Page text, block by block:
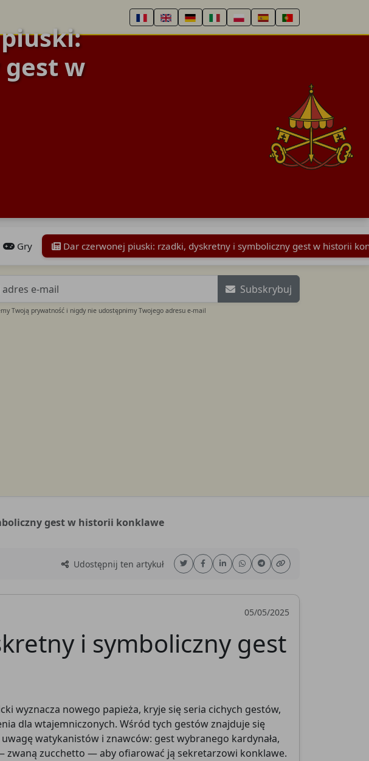
w
Gry Dar czerwonej piuski: rzadki, dyskretny i symboliczny gest w historii
Subskrybuj
Twoją prywatność i nigdy nie udostępnimy Twojego adresu e-mail
gest w historii konklawe
Udostępnij ten artykuł
05/05/2025
i symboliczny gest
wyznacza nowego papieża, kryje się seria cichych gestów,
dla wtajemniczonych. Wśród tych gestów znajduje się
watykanistów i znawców: gest wybranego kardynała,
zwaną zucchetto — aby ofiarować ją sekretarzowi konklawe.